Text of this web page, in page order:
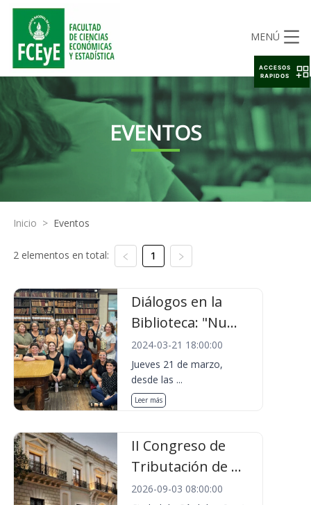
MENÚ
EVENTOS
Inicio > Eventos
2 elementos en total: 1
Diálogos en la
Biblioteca: "Nu...
2024-03-21 18:00:00
Jueves 21 de marzo,
desde las ...
Leer más
II Congreso de
Tributación de ...
2026-09-03 08:00:00
ACCESOS
RAPIDOS